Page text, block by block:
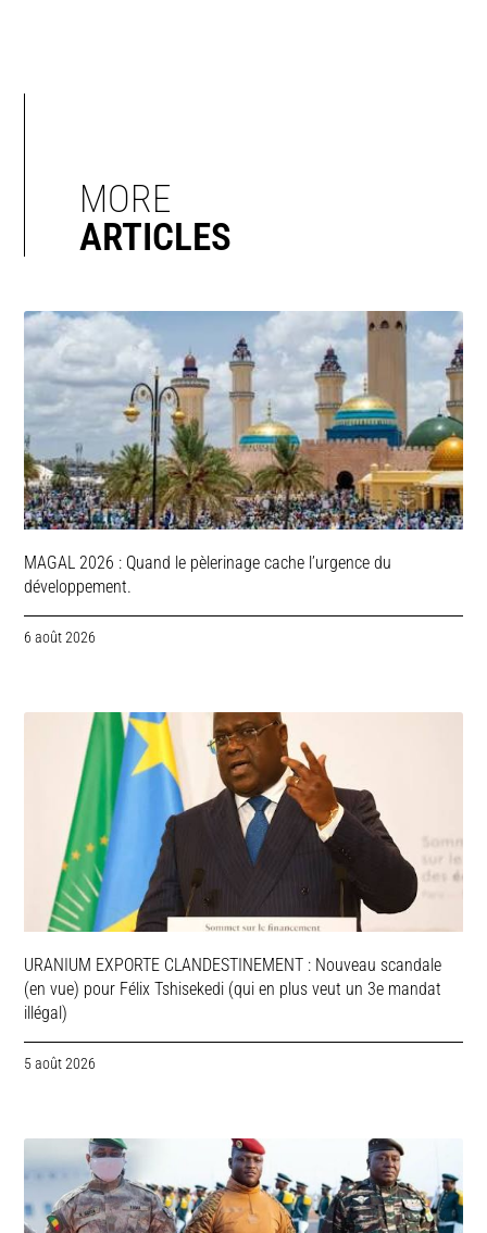
MORE
ARTICLES
MAGAL 2026 : Quand le pèlerinage cache l’urgence du
développement.
6 août 2026
URANIUM EXPORTE CLANDESTINEMENT : Nouveau scandale
(en vue) pour Félix Tshisekedi (qui en plus veut un 3e mandat
illégal)
5 août 2026